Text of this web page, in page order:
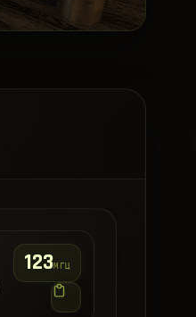
123МГЦ